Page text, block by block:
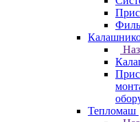
Тепломаш